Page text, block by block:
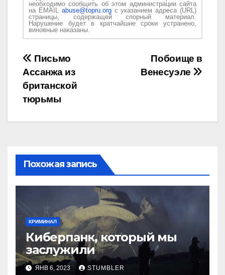
необходимо сообщить об этом администрации сайта
на EMAIL abuse@topru.orgс указанием адреса (URL)
страницы, содержащей спорный материал.
Нарушение будет в кратчайшие сроки устранено,
виновные наказаны.
Навигация
по
записям
Побоище в
Венесуэле
Письмо
Ассанжа из
британской
тюрьмы
Похожая запись
КРИМИНАЛ
Киберпанк, который мы
заслужили
ЯНВ 6, 2023 STUMBLER